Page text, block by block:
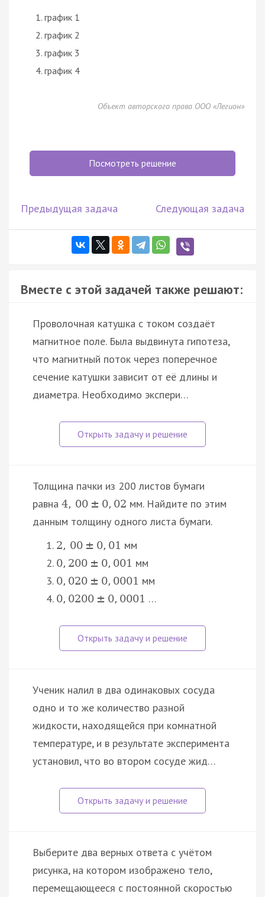
график 1
график 2
график 3
график 4
Объект авторского права ООО «Легион»
Посмотреть решение
Предыдущая задача Следующая задача
Вместе с этой задачей также решают:
Проволочная катушка с током создаёт
магнитное поле. Была выдвинута гипотеза,
что магнитный поток через поперечное
сечение катушки зависит от её длины и
диаметра. Необходимо экспери…
Толщина пачки из 200 листов бумаги
равна 4, 00 ± 0, 02 мм. Найдите по этим
данным толщину одного листа бумаги.
2, 00 ± 0, 01 мм
0, 200 ± 0, 001 мм
0, 020 ± 0, 0001 мм
0, 0200 ± 0, 0001 …
Ученик налил в два одинаковых сосуда
одно и то же количество разной
жидкости, находящейся при комнатной
температуре, и в результате эксперимента
установил, что во втором сосуде жид…
Выберите два верных ответа с учётом
рисунка, на котором изображено тело,
перемещающееся с постоянной скоростью